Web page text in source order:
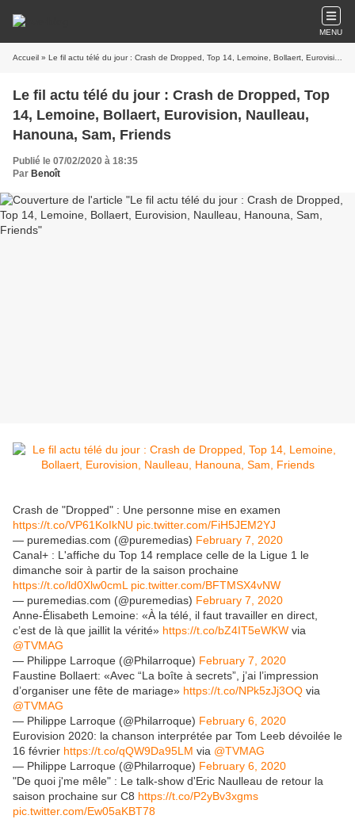
MENU
Accueil » Le fil actu télé du jour : Crash de Dropped, Top 14, Lemoine, Bollaert, Eurovision, Naulleau, Hanouna, Sam, Friends
Le fil actu télé du jour : Crash de Dropped, Top
14, Lemoine, Bollaert, Eurovision, Naulleau,
Hanouna, Sam, Friends
Publié le 07/02/2020 à 18:35
Par Benoît
Crash de "Dropped" : Une personne mise en examen
https://t.co/VP61KoIkNU pic.twitter.com/FiH5JEM2YJ
— puremedias.com (@puremedias) February 7, 2020
Canal+ : L'affiche du Top 14 remplace celle de la Ligue 1 le
dimanche soir à partir de la saison prochaine
https://t.co/ld0Xlw0cmL pic.twitter.com/BFTMSX4vNW
— puremedias.com (@puremedias) February 7, 2020
Anne-Élisabeth Lemoine: «À la télé, il faut travailler en direct,
c’est de là que jaillit la vérité» https://t.co/bZ4IT5eWKW via
@TVMAG
— Philippe Larroque (@Philarroque) February 7, 2020
Faustine Bollaert: «Avec “La boîte à secrets”, j’ai l’impression
d’organiser une fête de mariage» https://t.co/NPk5zJj3OQ via
@TVMAG
— Philippe Larroque (@Philarroque) February 6, 2020
Eurovision 2020: la chanson interprétée par Tom Leeb dévoilée le
16 février https://t.co/qQW9Da95LM via @TVMAG
— Philippe Larroque (@Philarroque) February 6, 2020
"De quoi j'me mêle" : Le talk-show d'Eric Naulleau de retour la
saison prochaine sur C8 https://t.co/P2yBv3xgms
pic.twitter.com/Ew05aKBT78